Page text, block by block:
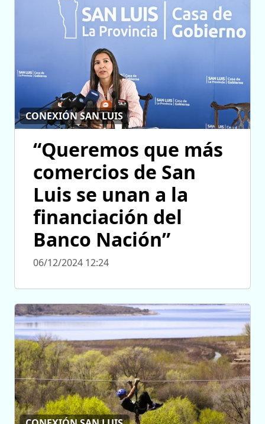
CONEXIÓN SAN LUIS
“Queremos que más
comercios de San
Luis se unan a la
financiación del
Banco Nación”
06/12/2024 12:24